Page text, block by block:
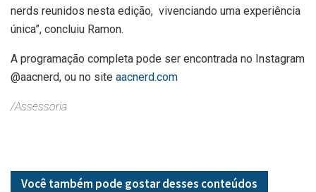
nerds reunidos nesta edição, vivenciando uma experiência
única”, concluiu Ramon.
A programação completa pode ser encontrada no Instagram
@aacnerd, ou no site aacnerd.com
/Assessoria
Você também pode gostar desses conteúdos